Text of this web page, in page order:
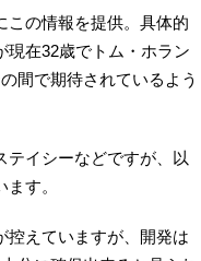
この情報を提供。具体的
現在32歳でトム・ホラン
間で期待されているよう
テイシーなどですが、以
す。
控えていますが、開発は